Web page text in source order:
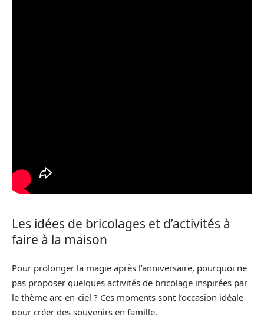
Les idées de bricolages et d’activités à
faire à la maison
Pour prolonger la magie après l’anniversaire, pourquoi ne
pas proposer quelques activités de bricolage inspirées par
le thème arc-en-ciel ? Ces moments sont l’occasion idéale
pour créer des souvenirs en famille.